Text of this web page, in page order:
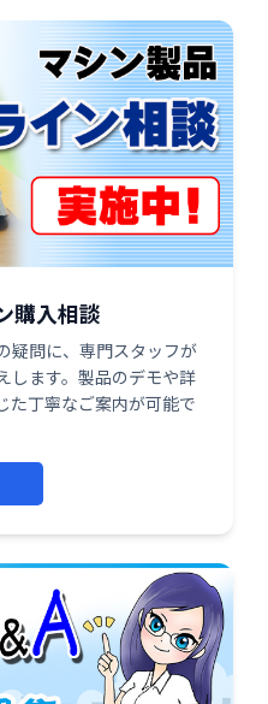
購入相談
疑問に、専門スタッフが
します。製品のデモや詳
た丁寧なご案内が可能で